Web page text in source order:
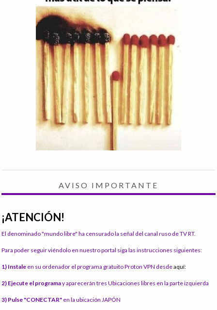
AVISO IMPORTANTE
¡ATENCIÓN!
El denominado "mundo libre" ha censurado la señal del canal ruso de TV RT.
Para poder seguir viéndolo en nuestro portal siga las instrucciones siguientes:
1) Instale en su ordenador el programa gratuito Proton VPN desdeaquí:
2) Ejecute el programay aparecerán tres Ubicaciones libres en la parte izquierda
3) Pulse "CONECTAR" en la ubicación JAPÓN